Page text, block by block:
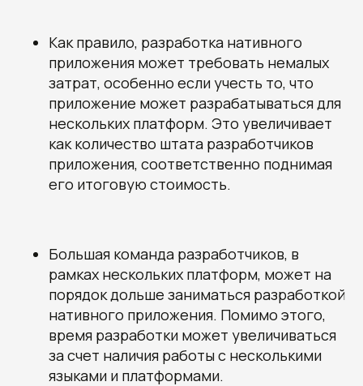
Как правило, разработка нативного
приложения может требовать немалых
затрат, особенно если учесть то, что
приложение может разрабатываться для
нескольких платформ. Это увеличивает
как количество штата разработчиков
приложения, соответственно поднимая
его итоговую стоимость.
Большая команда разработчиков, в
рамках нескольких платформ, может на
порядок дольше заниматься разработкой
нативного приложения. Помимо этого,
время разработки может увеличиваться
за счет наличия работы с несколькими
языками и платформами.